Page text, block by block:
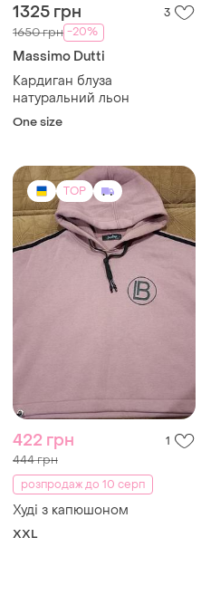
1325 грн 3
1650 грн -20%
Massimo Dutti
Кардиган блуза
натуральний льон
One size
TOP
422 грн 1
444 грн
розпродаж до 10 серп
Худі з капюшоном
XXL